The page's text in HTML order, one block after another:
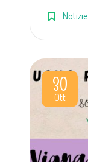
Notizie
30
Ott